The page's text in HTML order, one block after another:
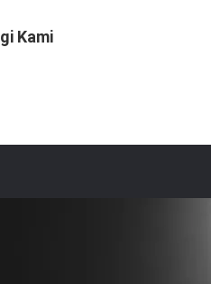
Kami
Biaya Untuk Pengerjaan Presisi